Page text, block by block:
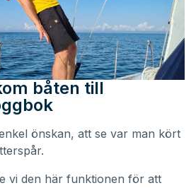
båten till
önskan, att se var man kört
vi den här funktionen för att